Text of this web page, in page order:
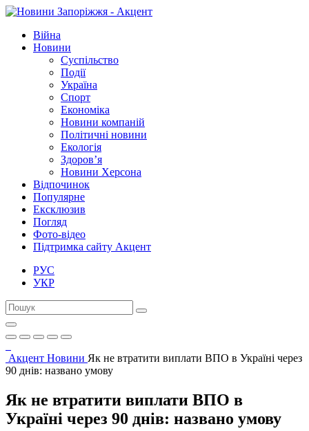
Війна
Новини
Суспільство
Події
Україна
Спорт
Економіка
Новини компаній
Політичні новини
Екологія
Здоров’я
Новини Херсона
Відпочинок
Популярне
Ексклюзив
Погляд
Фото-відео
Підтримка сайту Акцент
РУС
УКР
Акцент Новини Як не втратити виплати ВПО в Україні через
90 днів: названо умову
Як не втратити виплати ВПО в
Україні через 90 днів: названо умову